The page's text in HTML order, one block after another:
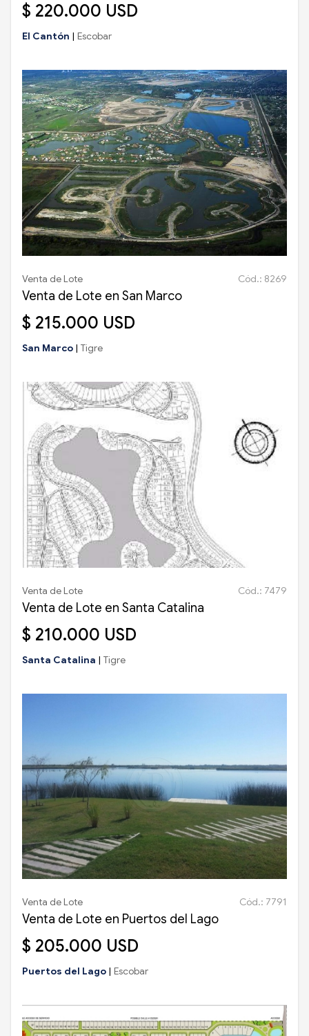
$ 220.000 USD
El Cantón | Escobar
Venta de Lote Cód.: 8269
Venta de Lote en San Marco
$ 215.000 USD
San Marco | Tigre
Venta de Lote Cód.: 7479
Venta de Lote en Santa Catalina
$ 210.000 USD
Santa Catalina | Tigre
Venta de Lote Cód.: 7791
Venta de Lote en Puertos del Lago
$ 205.000 USD
Puertos del Lago | Escobar